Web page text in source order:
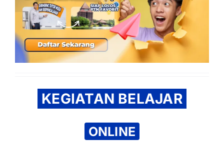
KEGIATAN BELAJAR
ONLINE